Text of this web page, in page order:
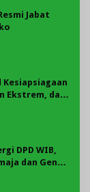
Jabat
Ekstrem, dan
DPD WIB,
dan Geng